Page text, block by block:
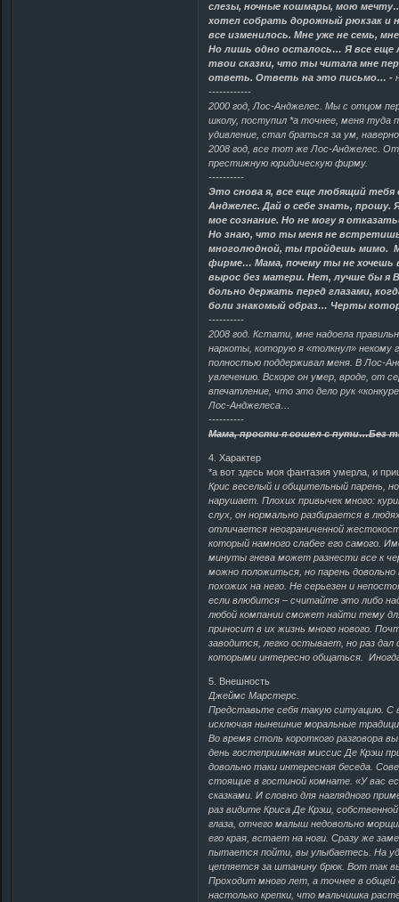
слезы, ночные кошмары, мою
хотел собрать дорожный рюкзак и
все изменилось. Мне уже не семь,
Но лишь одно осталось… Я все еще
твои сказки, что ты читала мне
ответь. Ответь на это письмо… -
------------
2000 год, Лос-Анджелес. Мы с отцом
школу, поступил *а точнее, меня туда
удивление, стал браться за ум,
2008 год, все тот же Лос-Анджелес.
престижную юридическую фирму.
----------
Это снова я, все еще любящий тебя
Анджелес. Дай о себе знать, прошу.
мое сознание. Но не могу я
Но знаю, что ты меня не
многолюдной, ты пройдешь мимо.
фирме… Мама, почему ты не
вырос без матери. Нет, лучше бы я
больно держать перед глазами,
боли знакомый образ… Черты
----------
2008 год. Кстати, мне надоела
наркоты, которую я «толкнул» некому
полностью поддерживал меня. В Лос-
увлечению. Вскоре он умер, вроде, от
впечатление, что это дело рук
Лос-Анджелеса…
----------
Мама, прости я сошел с пути…Без
4. Характер
*а вот здесь моя фантазия умерла, и
Крис веселый и общительный парень,
нарушает. Плохих привычек много:
слух, он нормально разбирается в
отличается неограниченной
который намного слабее его самого.
минуты гнева может разнести все к
можно положиться, но парень
похожих на него. Не серьезен и
если влюбится – считайте это либо
любой компании сможет найти тему
приносит в их жизнь много нового.
заводится, легко остывает, но раз
которыми интересно общаться.
5. Внешность
Джеймс Марстерс.
Представьте себя такую ситуацию. С
исключая нынешние моральные
Во время столь короткого разговора
день гостеприимная миссис Де Крэш
довольно таки интересная беседа.
стоящие в гостиной комнате. «У вас
сказками. И словно для наглядного
раз видите Криса Де Крэш,
глаза, отчего малыш недовольно
его края, встает на ноги. Сразу же
пытается пойти, вы улыбаетесь. На
цепляется за штанину брюк. Вот так
Проходит много лет, а точнее в
настолько крепки, что мальчишка